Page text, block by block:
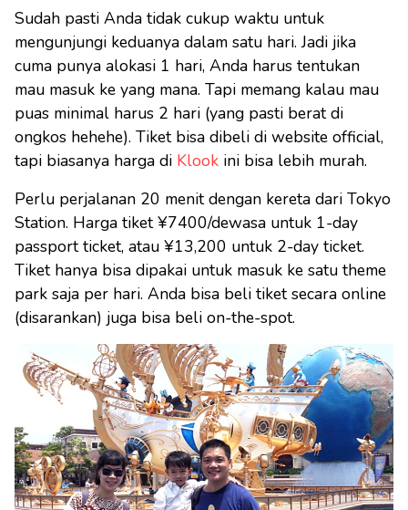
Sudah pasti Anda tidak cukup waktu untuk
mengunjungi keduanya dalam satu hari. Jadi jika
cuma punya alokasi 1 hari, Anda harus tentukan
mau masuk ke yang mana. Tapi memang kalau mau
puas minimal harus 2 hari (yang pasti berat di
ongkos hehehe). Tiket bisa dibeli di website official,
tapi biasanya harga di Klook ini bisa lebih murah.
Perlu perjalanan 20 menit dengan kereta dari Tokyo
Station. Harga tiket ¥7400/dewasa untuk 1-day
passport ticket, atau ¥13,200 untuk 2-day ticket.
Tiket hanya bisa dipakai untuk masuk ke satu theme
park saja per hari. Anda bisa beli tiket secara online
(disarankan) juga bisa beli on-the-spot.